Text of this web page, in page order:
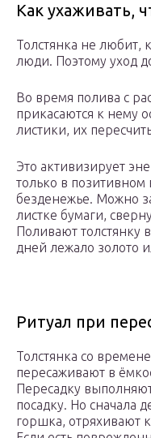
Как ухаживать,
Толстянка не любит,
люди. Поэтому уход
Во время полива с
прикасаются к нему
листики, их
Это активизирует
только в позитивном
безденежье. Можно
листке бумаги,
Поливают толстянку
дней лежало золото
Ритуал при
Толстянка со
пересаживают в
Пересадку
посадку. Но сначала
горшка, отряхивают